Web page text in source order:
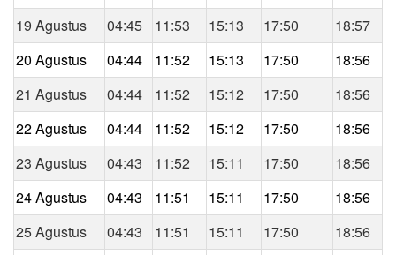
19 Agustus
04:45 11:53 15:13 17:50
18:57
20 Agustus
04:44 11:52 15:13 17:50
18:56
21 Agustus
04:44 11:52 15:12 17:50
18:56
22 Agustus
04:44 11:52 15:12 17:50
18:56
23 Agustus
04:43 11:52 15:11 17:50
18:56
24 Agustus
04:43 11:51 15:11 17:50
18:56
25 Agustus
04:43 11:51 15:11 17:50
18:56